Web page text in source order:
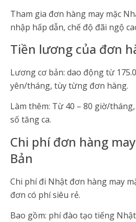
Tham gia đơn hàng may mặc
nhập hấp dẫn, chế độ đãi ngộ
Tiền lương của đơn
Lương cơ bản: dao động từ
yên/tháng, tùy từng đơn hàng.
Làm thêm: Từ 40 – 80 giờ/
số tăng ca.
Chi phí đơn hàng
Bản
Chi phí đi Nhật đơn hàng may
đơn có phí siêu rẻ.
Bao gồm: phí đào tạo tiếng